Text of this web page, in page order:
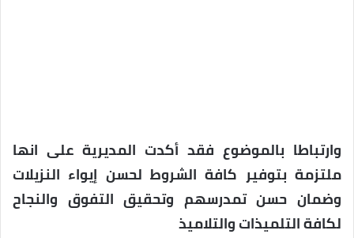
وارتباطا بالموضوع فقد أكدت المديرية على انها
ملتزمة بتوفير كافة الشروط لحسن إيواء النزيلات
وضمان حسن تمدرسهم وتحقيق التفوق والنجاح
لكافة التلميذات والتلاميذ